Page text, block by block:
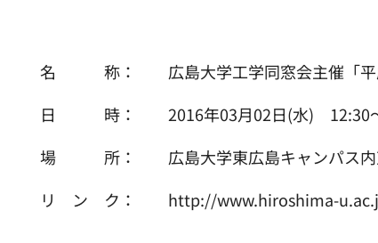
名 称： 広島大学工学同窓会主催「平成
日 時： 2016年03月02日(水) 12:30
場 所： 広島大学東広島キャンパス内東
リ ン ク： http://www.hiroshima-